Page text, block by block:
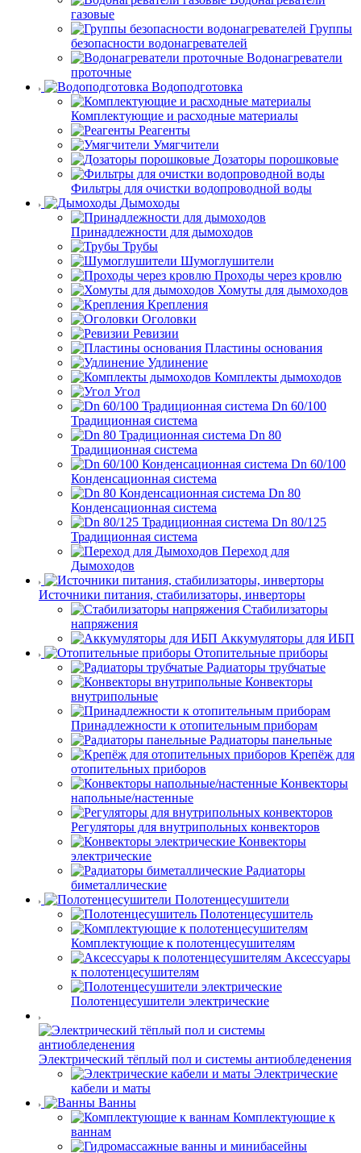
газовые
Группы
безопасности водонагревателей
Водонагреватели
проточные
Водоподготовка
Комплектующие и расходные материалы
Реагенты
Умягчители
Дозаторы порошковые
Фильтры для очистки водопроводной воды
Дымоходы
Принадлежности для дымоходов
Трубы
Шумоглушители
Проходы через кровлю
Хомуты для дымоходов
Крепления
Оголовки
Ревизии
Пластины основания
Удлинение
Комплекты дымоходов
Угол
Dn 60/100
Традиционная система
Dn 80
Традиционная система
Dn 60/100
Конденсационная система
Dn 80
Конденсационная система
Dn 80/125
Традиционная система
Переход для
Дымоходов
Источники питания, стабилизаторы, инверторы
Стабилизаторы
напряжения
Аккумуляторы для ИБП
Отопительные приборы
Радиаторы трубчатые
Конвекторы
внутрипольные
Принадлежности к отопительным приборам
Радиаторы панельные
Крепёж для
отопительных приборов
Конвекторы
напольные/настенные
Регуляторы для внутрипольных конвекторов
Конвекторы
электрические
Радиаторы
биметаллические
Полотенцесушители
Полотенцесушитель
Комплектующие к полотенцесушителям
Аксессуары
к полотенцесушителям
Полотенцесушители электрические
Электрический тёплый пол и системы антиобледенения
Электрические
кабели и маты
Ванны
Комплектующие к
ваннам